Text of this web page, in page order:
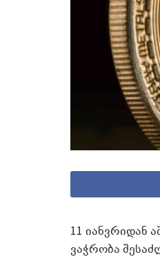
11 იანვრიდან
ვაჭრობა